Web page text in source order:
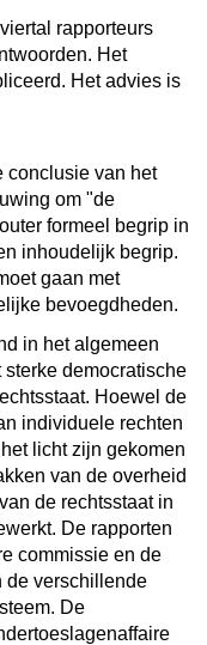
rapporteurs
Het
Het advies is
conclusie van het
om "de
formeel begrip in
inhoudelijk begrip.
gaan met
bevoegdheden.
in het algemeen
democratische
Hoewel de
individuele rechten
licht zijn gekomen
van de overheid
de rechtsstaat in
De rapporten
commissie en de
de verschillende
De